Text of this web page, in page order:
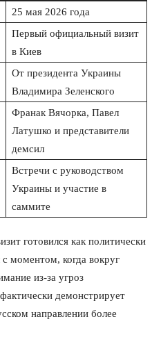
25 мая 2026 года
Первый официальный визит
в Киев
От президента Украины
Владимира Зеленского
Франак Вячорка, Павел
Латушко и представители
демсил
Встречи с руководством
Украины и участие в
саммите
готовился как политически
моментом, когда вокруг
из-за угроз
демонстрирует
направлении более